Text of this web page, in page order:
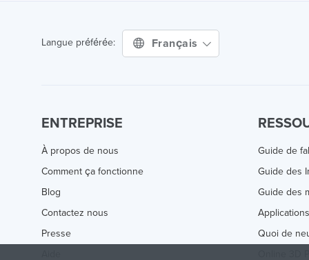
Langue préférée: Français
ENTREPRISE
À propos de nous
Comment ça fonctionne
Blog
Contactez nous
Presse
Guide de
Guide des
Guide des
Applications
Quoi de